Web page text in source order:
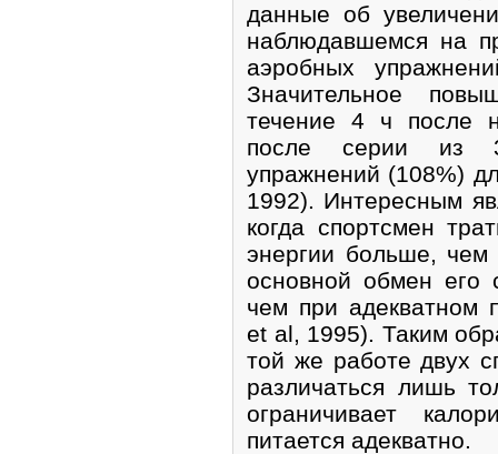
данные об
наблюдавшемся на
аэробных
Значительное
течение 4 ч после
после серии из 3
упражнений (108%)
1992). Интересным
когда спортсмен
энергии больше,
основной обмен его
чем при адекватном
et al, 1995). Таким
той же работе двух
различаться лишь
ограничивает
питается адекватно.